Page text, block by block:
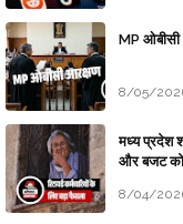
MP ओबीसी
8/05/
मध्य प्रदेश
और बजट
8/04/